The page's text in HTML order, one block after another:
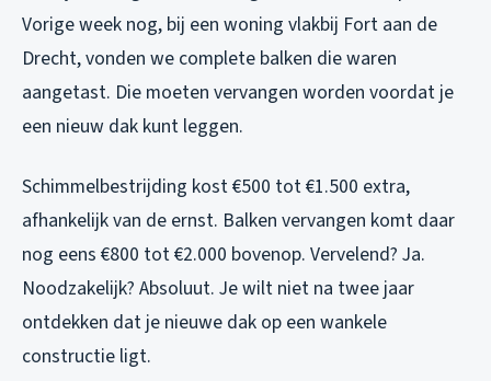
Vorige week nog, bij een woning vlakbij Fort aan de
Drecht, vonden we complete balken die waren
aangetast. Die moeten vervangen worden voordat je
een nieuw dak kunt leggen.
Schimmelbestrijding kost €500 tot €1.500 extra,
afhankelijk van de ernst. Balken vervangen komt daar
nog eens €800 tot €2.000 bovenop. Vervelend? Ja.
Noodzakelijk? Absoluut. Je wilt niet na twee jaar
ontdekken dat je nieuwe dak op een wankele
constructie ligt.